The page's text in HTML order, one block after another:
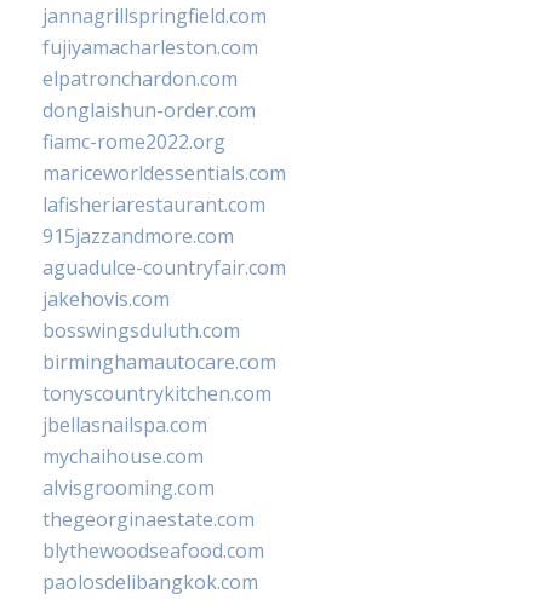
jannagrillspringfield.com
fujiyamacharleston.com
elpatronchardon.com
donglaishun-order.com
fiamc-rome2022.org
mariceworldessentials.com
lafisheriarestaurant.com
915jazzandmore.com
aguadulce-countryfair.com
jakehovis.com
bosswingsduluth.com
birminghamautocare.com
tonyscountrykitchen.com
jbellasnailspa.com
mychaihouse.com
alvisgrooming.com
thegeorginaestate.com
blythewoodseafood.com
paolosdelibangkok.com